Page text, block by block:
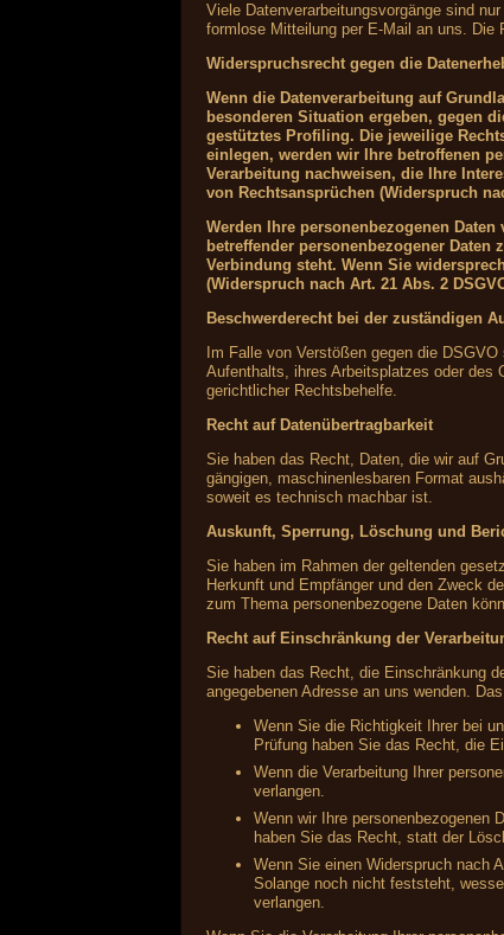
Viele Datenverarbeitungsvorgänge sind
formlose Mitteilung per E-Mail an uns. Die
Widerspruchsrecht gegen die
Wenn die Datenverarbeitung auf
besonderen Situation ergeben, gegen
gestütztes Profiling. Die jeweilige
einlegen, werden wir Ihre betroffenen
Verarbeitung nachweisen, die Ihre
von Rechtsansprüchen (Widerspruch
Werden Ihre personenbezogenen
betreffender personenbezogener
Verbindung steht. Wenn Sie
(Widerspruch nach Art. 21 Abs. 2
Beschwerderecht bei der zuständigen
Im Falle von Verstößen gegen die
Aufenthalts, ihres Arbeitsplatzes oder des
gerichtlicher Rechtsbehelfe.
Recht auf Datenübertragbarkeit
Sie haben das Recht, Daten, die wir auf
gängigen, maschinenlesbaren Format
soweit es technisch machbar ist.
Auskunft, Sperrung, Löschung und
Sie haben im Rahmen der geltenden
Herkunft und Empfänger und den Zweck
zum Thema personenbezogene Daten
Recht auf Einschränkung der
Sie haben das Recht, die Einschränkung
angegebenen Adresse an uns wenden.
Wenn Sie die Richtigkeit Ihrer bei
Prüfung haben Sie das Recht, die
Wenn die Verarbeitung Ihrer
verlangen.
Wenn wir Ihre personenbezogenen
haben Sie das Recht, statt der
Wenn Sie einen Widerspruch nach
Solange noch nicht feststeht,
verlangen.